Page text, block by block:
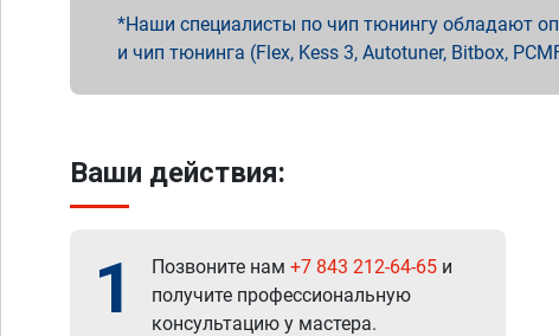
Наши специалисты по чип тюнингу обладают
и чип тюнинга (Flex, Kess 3, Autotuner, Bitbox,
Ваши действия:
1 Позвоните нам +7 843 212-64-65 и
получите профессиональную
консультацию у мастера.